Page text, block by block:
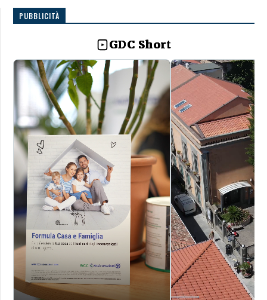
PUBBLICITÀ
GDC Short